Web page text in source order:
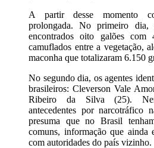
A partir desse momento
prolongada. No primeiro dia,
encontrados oito galões
camuflados entre a vegetação,
maconha que totalizaram 6.150
No segundo dia, os agentes
brasileiros: Cleverson Vale
Ribeiro da Silva (25).
antecedentes por narcotráfico
presuma que no Brasil
comuns, informação que ainda
com autoridades do país vizinho.